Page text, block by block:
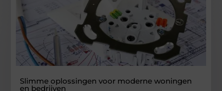
Slimme oplossingen voor moderne woningen
en bedrijven